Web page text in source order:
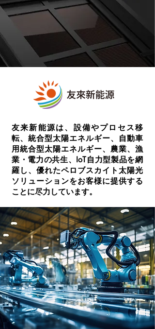
友来新能源は、設備やプロセス移
転、統合型太陽エネルギー、自動車
用統合型太陽エネルギー、農業、漁
業・電力の共生、IoT自力型製品を網
羅し、優れたペロブスカイト太陽光
ソリューションをお客様に提供する
ことに尽力しています。